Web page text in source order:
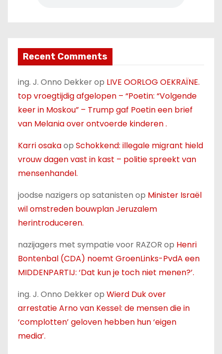
Recent Comments
ing. J. Onno Dekkerop LIVE OORLOG OEKRAÏNE.
top vroegtijdig afgelopen – “Poetin: “Volgende
keer in Moskou” – Trump gaf Poetin een brief
van Melania over ontvoerde kinderen .
Karri osakaop Schokkend: illegale migrant hield
vrouw dagen vast in kast – politie spreekt van
mensenhandel.
joodse nazigers op satanisten op Minister Israël
wil omstreden bouwplan Jeruzalem
herintroduceren.
nazijagers met sympatie voor RAZOR op Henri
Bontenbal (CDA) noemt GroenLinks-PvdA een
MIDDENPARTIJ: ‘Dat kun je toch niet menen?’.
ing. J. Onno Dekkerop Wierd Duk over
arrestatie Arno van Kessel: de mensen die in
‘complotten’ geloven hebben hun ‘eigen
media’.